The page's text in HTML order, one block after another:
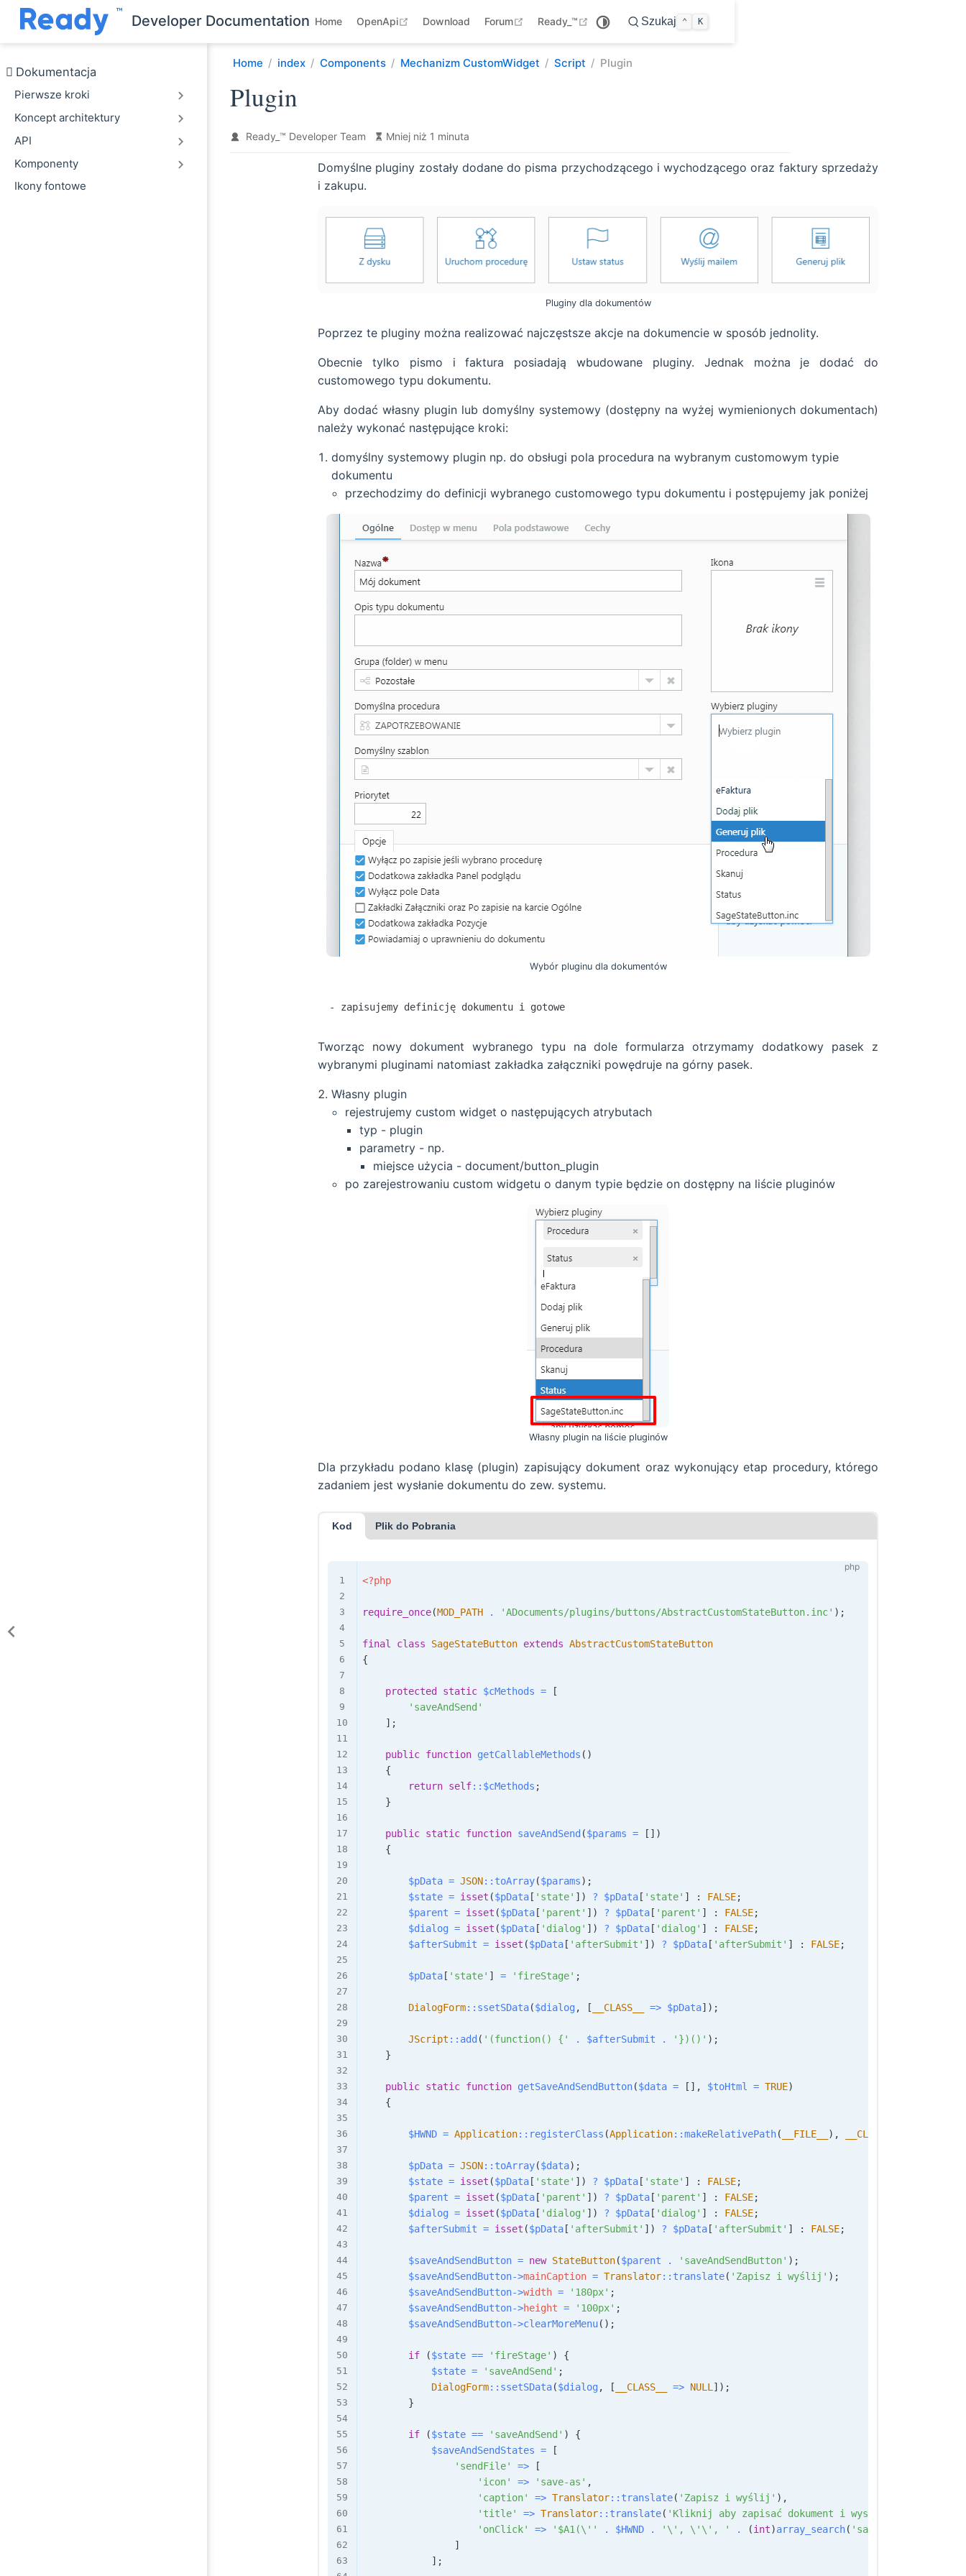
Przejdź do głównej treści
Developer Documentation Home OpenApi open in new window
Download Forum open in new window
Ready_™ open in new window
Szukaj ⌃ K
Dokumentacja
Pierwsze kroki
Koncept architektury
API
Komponenty
Ikony fontowe
Home index Components Mechanizm CustomWidget Script Plugin
Plugin
Ready_™ Developer Team Mniej niż 1 minuta
Domyślne pluginy zostały dodane do pisma przychodzącego i wychodzącego oraz faktury sprzedaży
i zakupu.
Pluginy dla dokumentów
Poprzez te pluginy można realizować najczęstsze akcje na dokumencie w sposób jednolity.
Obecnie tylko pismo i faktura posiadają wbudowane pluginy. Jednak można je dodać do
customowego typu dokumentu.
Aby dodać własny plugin lub domyślny systemowy (dostępny na wyżej wymienionych dokumentach)
należy wykonać następujące kroki:
domyślny systemowy plugin np. do obsługi pola procedura na wybranym customowym typie
dokumentu
przechodzimy do definicji wybranego customowego typu dokumentu i postępujemy jak poniżej
Wybór pluginu dla dokumentów
Tworząc nowy dokument wybranego typu na dole formularza otrzymamy dodatkowy pasek z
wybranymi pluginami natomiast zakładka załączniki powędruje na górny pasek.
Własny plugin
rejestrujemy custom widget o następujących atrybutach
typ - plugin
parametry - np.
miejsce użycia - document/button_plugin
po zarejestrowaniu custom widgetu o danym typie będzie on dostępny na liście pluginów
Własny plugin na liście pluginów
Dla przykładu podano klasę (plugin) zapisujący dokument oraz wykonujący etap procedury, którego
zadaniem jest wysłanie dokumentu do zew. systemu.
Kod Plik do Pobrania
<?php
require_once(MOD_PATH . 'ADocuments/plugins/buttons/AbstractCustomStateButton.inc' ) ;
final class SageStateButton extends AbstractCustomStateButton
{
protected static $cMethods =
[
'saveAndSend'
] ;
public function getCallableMethods ( )
{
return self:: $cMethods ;
}
public static function saveAndSend ($params = [ ] )
{
$pData = JSON:: toArray($params) ;
$state = isset ($pData [ 'state' ] ) ? $pData [ 'state' ] : FALSE;
$parent = isset ($pData [ 'parent' ] ) ? $pData [ 'parent' ] : FALSE;
$dialog = isset ($pData [ 'dialog' ] ) ? $pData [ 'dialog' ] : FALSE;
$afterSubmit = isset ($pData [ 'afterSubmit' ] ) ? $pData [ 'afterSubmit' ] : FALSE;
$pData [ 'state' ] = 'fireStage' ;
DialogForm:: ssetSData($dialog , [ __CLASS__ => $pData] ) ;
JScript :: add ( '(function() {' . $afterSubmit . '})()' ) ;
}
public static function getSaveAndSendButton($data = [ ] , $toHtml = TRUE)
{
$HWND = Application:: registerClass (Application::makeRelativePath( __FILE__ ) , __CLASS__
$pData = JSON:: toArray($data) ;
$state = isset ($pData [ 'state' ] ) ? $pData [ 'state' ] : FALSE;
$parent = isset ($pData [ 'parent' ] ) ? $pData [ 'parent' ] : FALSE;
$dialog = isset ($pData [ 'dialog' ] ) ? $pData [ 'dialog' ] : FALSE;
$afterSubmit = isset ($pData [ 'afterSubmit' ] ) ? $pData [ 'afterSubmit' ] : FALSE;
$saveAndSendButton = new StateButton($parent . 'saveAndSendButton' ) ;
$saveAndSendButton->mainCaption = Translator:: translate( 'Zapisz i wyślij' ) ;
$saveAndSendButton->width = '180px' ;
$saveAndSendButton->height = '100px' ;
$saveAndSendButton->clearMoreMenu( ) ;
if ($state == 'fireStage' )
{
$state = 'saveAndSend' ;
DialogForm:: ssetSData($dialog , [ __CLASS__ => NULL ] ) ;
}
if ($state == 'saveAndSend' )
{
$saveAndSendStates =
[
'sendFile'
=>
[
'icon'
=> 'save-as' ,
'caption'
=> Translator:: translate( 'Zapisz i wyślij' ) ,
'title'
=> Translator:: translate( 'Kliknij aby zapisać dokument i wysłać'
'onClick'
=> '$A1(\'' . $HWND . '\', \'\', ' . (int)array_search( 'saveAndSend'
]
] ;